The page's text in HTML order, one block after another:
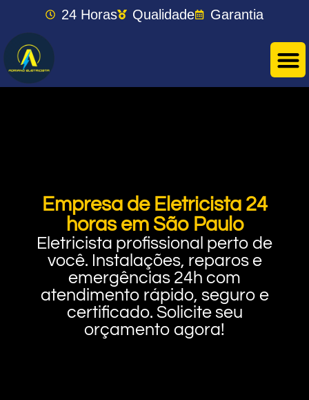
24 Horas Qualidade Garantia
Empresa de Eletricista 24
horas em São Paulo
Eletricista profissional perto de
você. Instalações, reparos e
emergências 24h com
atendimento rápido, seguro e
certificado. Solicite seu
orçamento agora!